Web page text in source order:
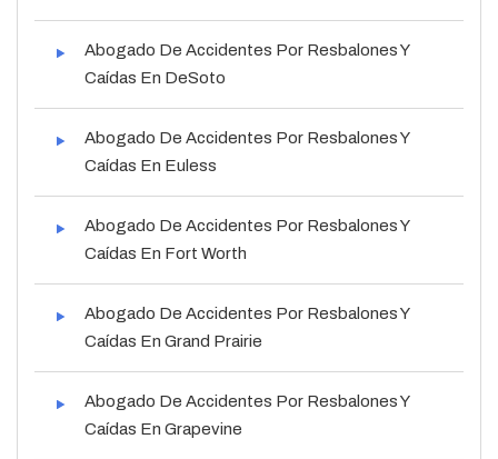
Abogado De Accidentes Por Resbalones Y
Caídas En DeSoto
Abogado De Accidentes Por Resbalones Y
Caídas En Euless
Abogado De Accidentes Por Resbalones Y
Caídas En Fort Worth
Abogado De Accidentes Por Resbalones Y
Caídas En Grand Prairie
Abogado De Accidentes Por Resbalones Y
Caídas En Grapevine